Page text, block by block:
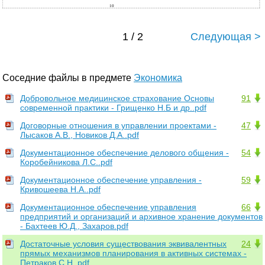
10
1 / 2 Следующая >
Соседние файлы в предмете Экономика
91
Добровольное медицинское страхование Основы
современной практики - Грищенко Н.Б и др..pdf
47
Договорные отношения в управлении проектами -
Лысаков А.В., Новиков Д.А..pdf
54
Документационное обеспечение делового общения -
Коробейникова Л.С..pdf
59
Документационное обеспечение управления -
Кривошеева Н.А..pdf
66
Документационное обеспечение управления
предприятий и организаций и архивное хранение документов
- Бахтеев Ю.Д., Захаров.pdf
24
Достаточные условия существования эквивалентных
прямых механизмов планирования в активных системах -
Петраков С.Н..pdf